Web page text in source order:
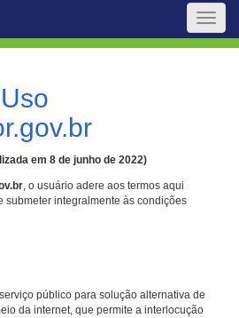
Toggle
em 8 de junho de 2022)
, o usuário adere aos termos aqui
submeter integralmente às condições
público para solução alternativa de
da internet, que permite a interlocução